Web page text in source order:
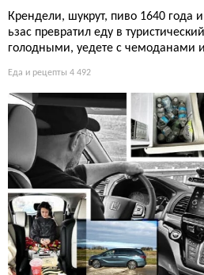
Крендели, шукрут, пиво 1640 года
ьзас превратил еду в
голодными, уедете с чемоданами и
Еда и рецепты 4 492